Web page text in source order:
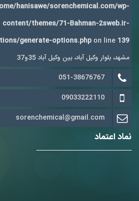
hanisawe/sorenchemical.com/wp-
content/themes/71-Bahman-2sweb.ir-
generate-options.php on line 139
مشهد، بلوار وکیل آباد، بین وکیل آباد 35و37
051-38676767
09033222110
sorenchemical@gmail.com
نماد اعتماد